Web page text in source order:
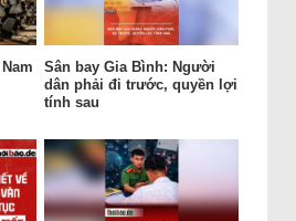
Sân bay Gia Bình: Người
dân phải đi trước, quyền lợi
tính sau